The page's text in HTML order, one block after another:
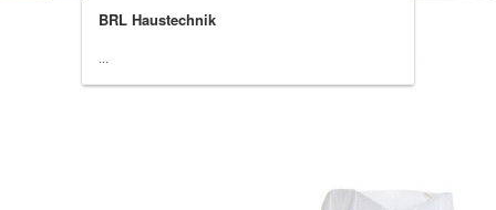
BRL Haustechnik
...